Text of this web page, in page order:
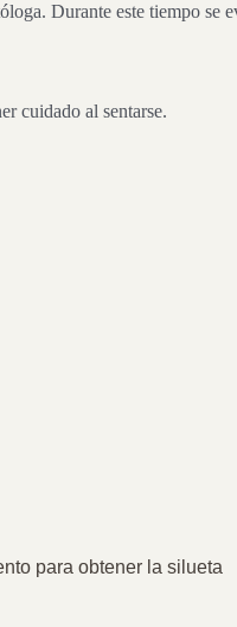
Durante este tiempo se
cuidado al sentarse.
para obtener la silueta